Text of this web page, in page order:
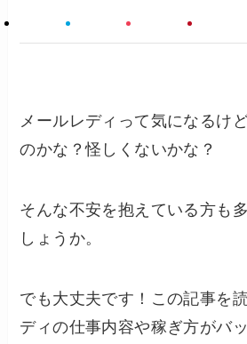
メールレディって気になるけ
のかな？怪しくないかな？
そんな不安を抱えている方も
しょうか。
でも大丈夫です！この記事を
ディの仕事内容や稼ぎ方がバ